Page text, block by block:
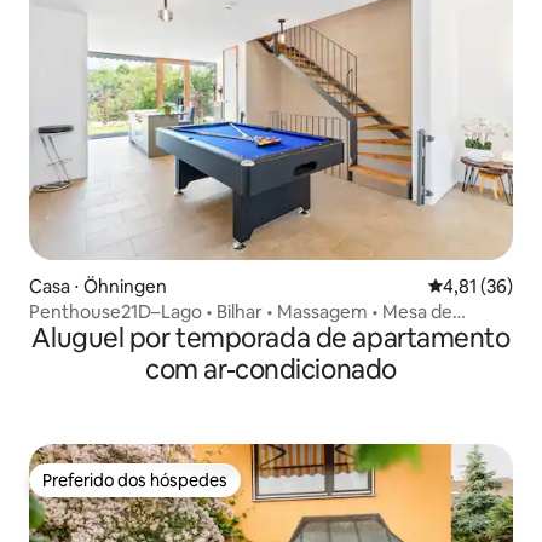
Casa ⋅ Öhningen 4,81 de uma
4,81 (36)
Penthouse21D–Lago • Bilhar • Massagem • Mesa de
pebolim
Aluguel por temporada de apartamento
com ar-condicionado
Preferido dos hóspedes
Preferido dos hóspedes